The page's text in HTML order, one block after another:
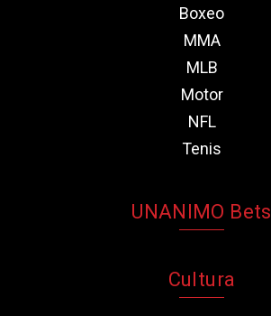
Boxeo
MMA
MLB
Motor
NFL
Tenis
UNANIMO Bets
Cultura